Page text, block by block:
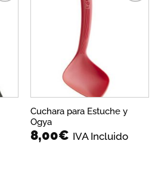
Cuchara para Estuche y
Ogya
8,00€ IVA Incluido